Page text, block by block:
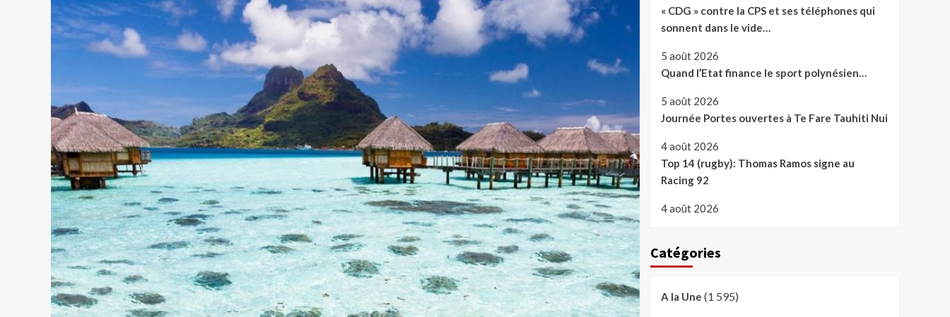
« CDG » contre la CPS et ses téléphones qui
sonnent dans le vide…
5 août 2026
Quand l’Etat finance le sport polynésien…
5 août 2026
Journée Portes ouvertes à Te Fare Tauhiti Nui
4 août 2026
Top 14 (rugby): Thomas Ramos signe au
Racing 92
4 août 2026
Catégories
A la Une (1 595)